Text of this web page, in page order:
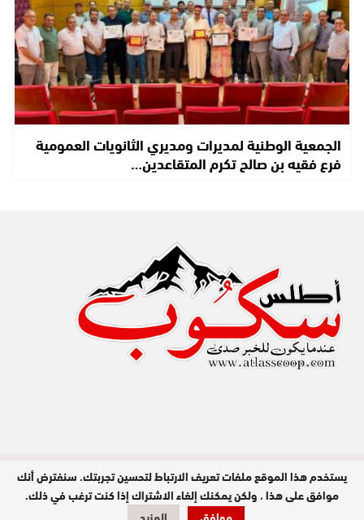
الجمعية الوطنية لمديرات ومديري الثانويات العمومية
فرع فقيه بن صالح تكرم المتقاعدين…
مدير النشر : عبد الله عزي / جميع الحقوق
محفوظة © 2026
تصميم وبرمجة
يستخدم هذا الموقع ملفات تعريف الارتباط لتحسين تجربتك. سنفترض أنك
موافق على هذا ، ولكن يمكنك إلغاء الاشتراك إذا كنت ترغب في ذلك.